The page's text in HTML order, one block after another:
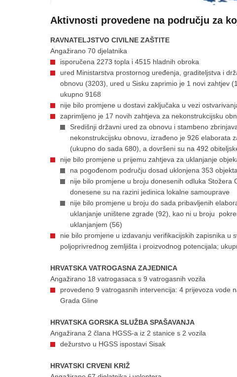
Aktivnosti provedene na području za
RAVNATELJSTVO CIVILNE ZAŠTITE
Angažirano 70 djelatnika
isporučena 2273 topla i 4515 hladnih obroka
ured Ministarstva prostornog uređenja, graditeljstva i
obnovu (3203), ured u Sisku zaprimio je 1 novi zahtjev
ukupno 9168
nije bilo promjene u dostavi zaključaka u vezi
zaprimljeno je 17 novih zahtjeva za nekonstrukcijsku
Središnji državni ured za obnovu i stambeno
nekonstrukcijsku obnovu, izrađeno je 926 elaborata
(ukupno do sada 680), a dovršeni su na 492
nije bilo promjene u prijemu zahtjeva za uklanjanje
na pogođenom području dosad uklonjena 353
nije bilo promjene u broju donesenih odluka
donesene su na razini jedinica lokalne samouprave
nije bilo promjene u broju do sada pribavljenih
uklanjanje uništene zgrade (92), kao ni u broju
uklanjanjem (56)
nie bilo promjene u izdavanju verifikacijskih zapisnika
poljoprivrednog zemljišta i proizvodnog potencijala;
HRVATSKA VATROGASNA ZAJEDNICA
Angažirano 18 vatrogasaca s 9 vatrogasnih vozila
provedeno 9 vatrogasnih intervencija: 4 prijevoza vode
Grada Gline
HRVATSKA GORSKA SLUŽBA SPAŠAVANJA
Angažirana 2 člana HGSS-a iz 2 stanice s 2 vozila
dežurstvo u HGSS ispostavi Sisak
HRVATSKI CRVENI KRIŽ